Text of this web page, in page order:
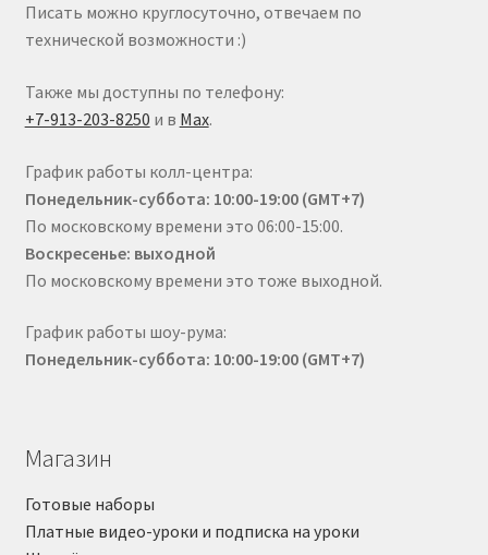
Писать можно круглосуточно, отвечаем по
технической возможности :)
Также мы доступны по телефону:
+7-913-203-8250 и в Max.
График работы колл-центра:
Понедельник-суббота: 10:00-19:00 (GMT+7)
По московскому времени это 06:00-15:00.
Воскресенье: выходной
По московскому времени это тоже выходной.
График работы шоу-рума:
Понедельник-суббота: 10:00-19:00 (GMT+7)
Магазин
Готовые наборы
Платные видео-уроки и подписка на уроки